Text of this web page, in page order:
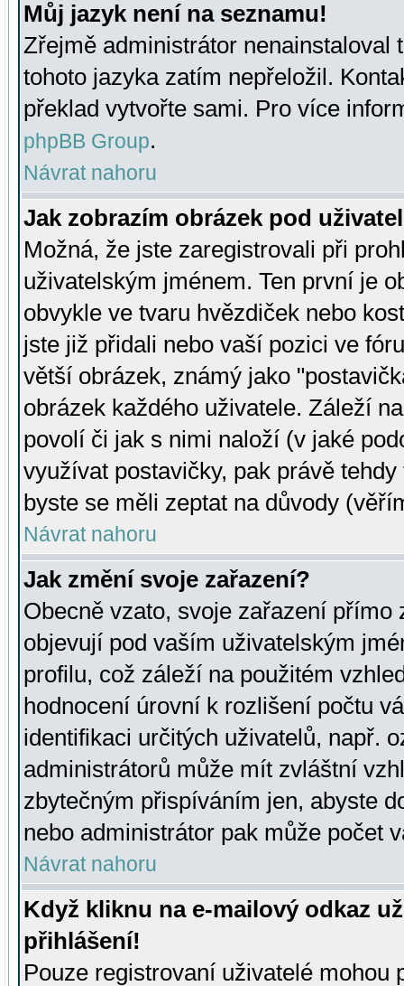
Můj jazyk není na seznamu!
Zřejmě administrátor nenainstaloval
tohoto jazyka zatím nepřeložil.
překlad vytvořte sami. Pro více
phpBB Group.
Návrat nahoru
Jak zobrazím obrázek pod
Možná, že jste zaregistrovali při
uživatelským jménem. Ten první je
obvykle ve tvaru hvězdiček nebo
jste již přidali nebo vaší pozici ve
větší obrázek, známý jako
obrázek každého uživatele. Záleží
povolí či jak s nimi naloží (v jaké
využívat postavičky, pak právě
byste se měli zeptat na důvody
Návrat nahoru
Jak změní svoje zařazení?
Obecně vzato, svoje zařazení přímo
objevují pod vaším uživatelským
profilu, což záleží na použitém
hodnocení úrovní k rozlišení počtu
identifikaci určitých uživatelů, např.
administrátorů může mít zvláštní
zbytečným přispíváním jen, abyste
nebo administrátor pak může počet
Návrat nahoru
Když kliknu na e-mailový odkaz
přihlášení!
Pouze registrovaní uživatelé mohou